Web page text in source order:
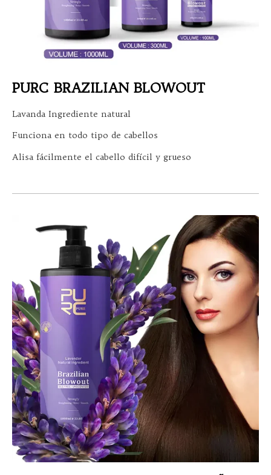
PURC BRAZILIAN BLOWOUT
Lavanda Ingrediente natural
Funciona en todo tipo de cabellos
Alisa fácilmente el cabello difícil y grueso